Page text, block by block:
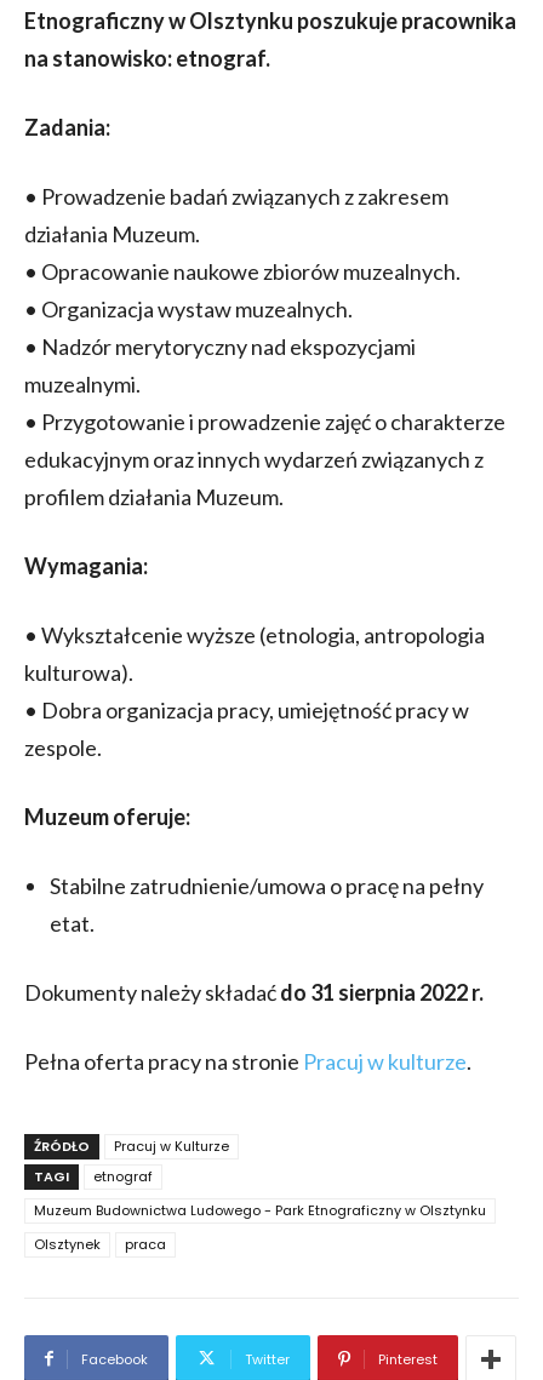
Etnograficzny w Olsztynku poszukuje pracownika
na stanowisko: etnograf.
Zadania:
• Prowadzenie badań związanych z zakresem
działania Muzeum.
• Opracowanie naukowe zbiorów muzealnych.
• Organizacja wystaw muzealnych.
• Nadzór merytoryczny nad ekspozycjami
muzealnymi.
• Przygotowanie i prowadzenie zajęć o charakterze
edukacyjnym oraz innych wydarzeń związanych z
profilem działania Muzeum.
Wymagania:
• Wykształcenie wyższe (etnologia, antropologia
kulturowa).
• Dobra organizacja pracy, umiejętność pracy w
zespole.
Muzeum oferuje:
Stabilne zatrudnienie/umowa o pracę na pełny
etat.
Dokumenty należy składaćdo 31 sierpnia 2022 r.
Pełna oferta pracy na stronie Pracuj w kulturze.
ŹRÓDŁO
Pracuj w Kulturze
TAGI
etnograf
Muzeum Budownictwa Ludowego - Park Etnograficzny w Olsztynku
Olsztynek
praca
Facebook Twitter Pinterest